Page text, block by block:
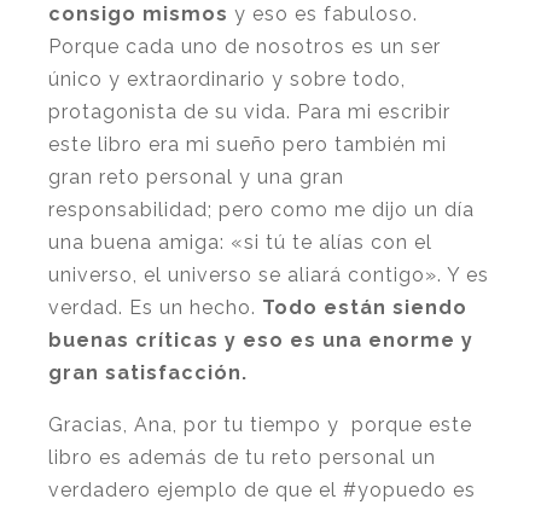
consigo mismos y eso es fabuloso.
Porque cada uno de nosotros es un ser
único y extraordinario y sobre todo,
protagonista de su vida. Para mi escribir
este libro era mi sueño pero también mi
gran reto personal y una gran
responsabilidad; pero como me dijo un día
una buena amiga: «si tú te alías con el
universo, el universo se aliará contigo». Y es
verdad. Es un hecho. Todo están siendo
buenas críticas y eso es una enorme y
gran satisfacción.
Gracias, Ana, por tu tiempo y porque este
libro es además de tu reto personal un
verdadero ejemplo de que el #yopuedo es